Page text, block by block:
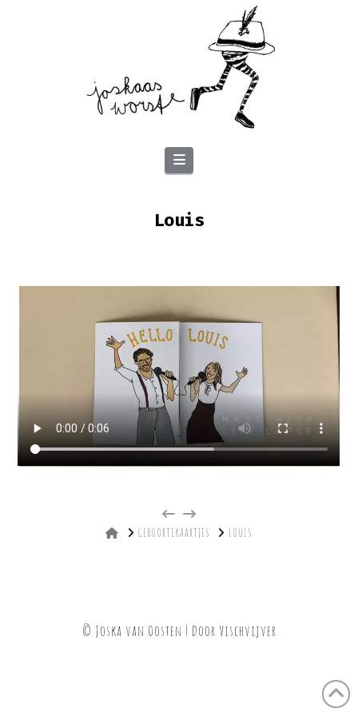
Navigation
Louis
HOMEGEBOORTEKAARTJES LOUIS
© Joska van Oosten | Door Vischvijver